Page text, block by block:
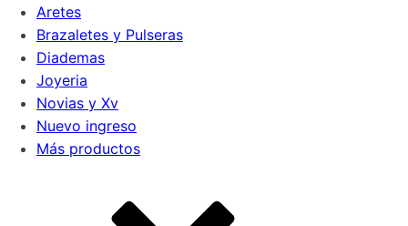
Aretes
Brazaletes y Pulseras
Diademas
Joyeria
Novias y Xv
Nuevo ingreso
Más productos